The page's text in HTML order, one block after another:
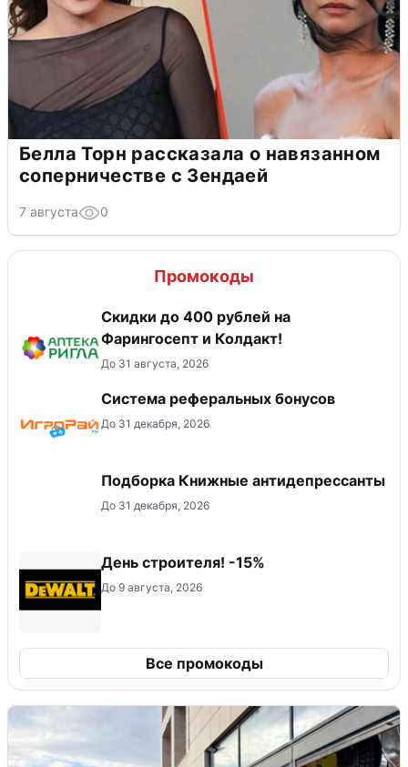
Белла Торн рассказала о навязанном
соперничестве с Зендаей
7 августа 0
Промокоды
Скидки до 400 рублей на
Фарингосепт и Колдакт!
До 31 августа, 2026
Система реферальных бонусов
До 31 декабря, 2026
Подборка Книжные антидепрессанты
До 31 декабря, 2026
День строителя! -15%
До 9 августа, 2026
Все промокоды